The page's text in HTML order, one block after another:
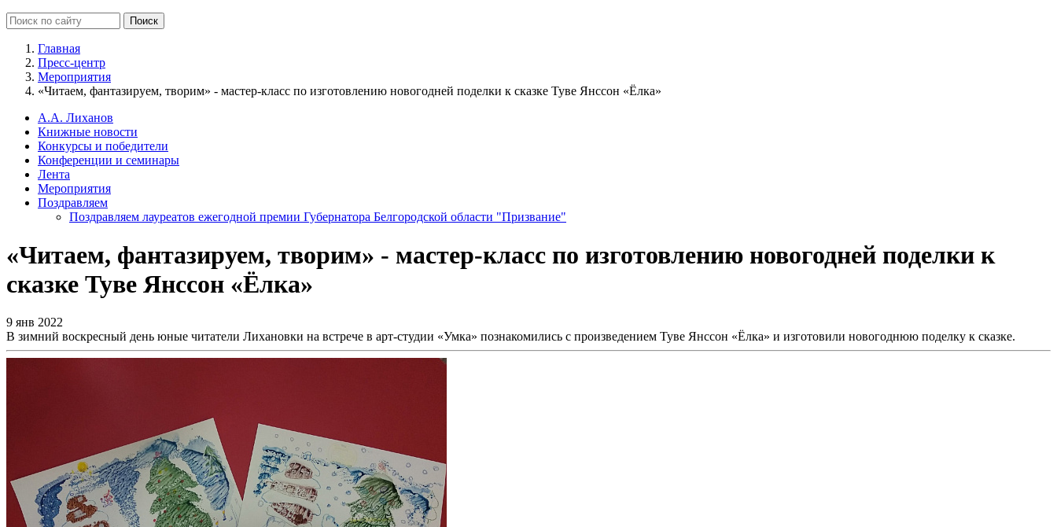
Главная
Пресс-центр
Мероприятия
«Читаем, фантазируем, творим» - мастер-класс по изготовлению новогодней поделки к сказке Туве Янссон «Ёлка»
А.А. Лиханов
Книжные новости
Конкурсы и победители
Конференции и семинары
Лента
Мероприятия
Поздравляем
Поздравляем лауреатов ежегодной премии Губернатора Белгородской области "Призвание"
«Читаем, фантазируем, творим» - мастер-класс по изготовлению новогодней поделки к
сказке Туве Янссон «Ёлка»
9 янв 2022
В зимний воскресный день юные читатели Лихановки на встрече в арт-студии «Умка» познакомились с произведением Туве Янссон «Ёлка» и изготовили новогоднюю поделку к сказке.